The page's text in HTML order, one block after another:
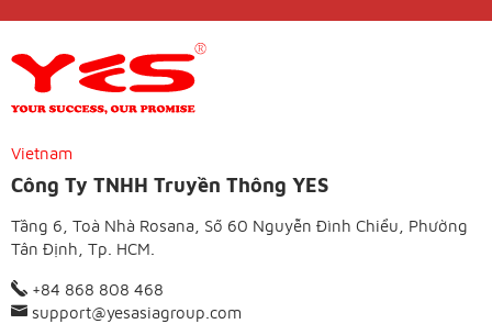
Vietnam
Công Ty TNHH Truyền Thông YES
Tầng 6, Toà Nhà Rosana, Số 60 Nguyễn Đình Chiểu, Phường
Tân Định, Tp. HCM.
+84 868 808 468
support@yesasiagroup.com